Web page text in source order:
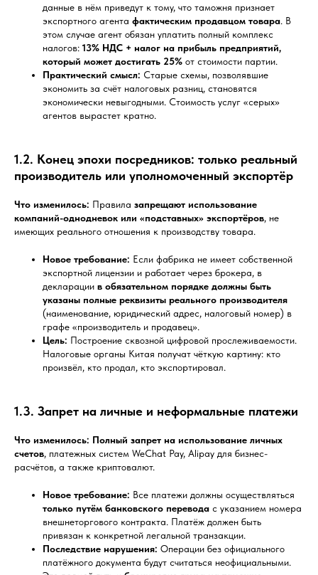
данные в нём приведут к тому, что таможня признает
экспортного агента фактическим продавцом товара. В
этом случае агент обязан уплатить полный комплекс
налогов: 13% НДС + налог на прибыль предприятий,
который может достигать 25% от стоимости партии.
Практический смысл: Старые схемы, позволявшие
экономить за счёт налоговых разниц, становятся
экономически невыгодными. Стоимость услуг «серых»
агентов вырастет кратно.
1.2. Конец эпохи посредников: только реальный
производитель или уполномоченный экспортёр
Что изменилось: Правила запрещают использование
компаний-однодневок или «подставных» экспортёров, не
имеющих реального отношения к производству товара.
Новое требование: Если фабрика не имеет собственной
экспортной лицензии и работает через брокера, в
декларации в обязательном порядке должны быть
указаны полные реквизиты реального производителя
(наименование, юридический адрес, налоговый номер) в
графе «производитель и продавец».
Цель: Построение сквозной цифровой прослеживаемости.
Налоговые органы Китая получат чёткую картину: кто
произвёл, кто продал, кто экспортировал.
1.3. Запрет на личные и неформальные платежи
Что изменилось: Полный запрет на использование личных
счетов, платежных систем WeChat Pay, Alipay для бизнес-
расчётов, а также криптовалют.
Новое требование: Все платежи должны осуществляться
только путём банковского перевода с указанием номера
внешнеторгового контракта. Платёж должен быть
привязан к конкретной легальной транзакции.
Последствие нарушения: Операции без официального
платёжного документа будут считаться неофициальными.